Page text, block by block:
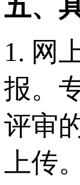
五、
1. 网
报。
评审
上传。